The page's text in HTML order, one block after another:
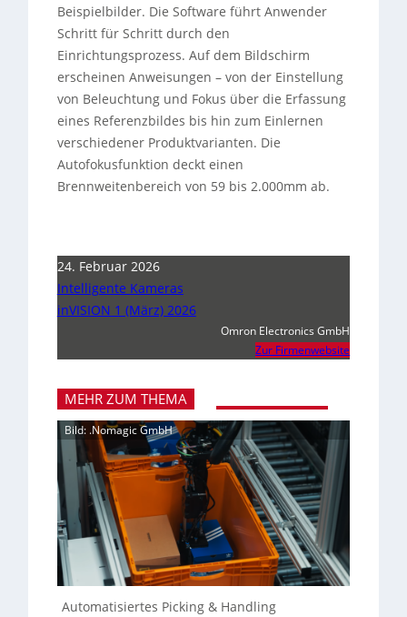
Beispielbilder. Die Software führt Anwender
Schritt für Schritt durch den
Einrichtungsprozess. Auf dem Bildschirm
erscheinen Anweisungen – von der Einstellung
von Beleuchtung und Fokus über die Erfassung
eines Referenzbildes bis hin zum Einlernen
verschiedener Produktvarianten. Die
Autofokusfunktion deckt einen
Brennweitenbereich von 59 bis 2.000mm ab.
24. Februar 2026
Intelligente Kameras
inVISION 1 (März) 2026
Omron Electronics GmbH
Zur Firmenwebsite
MEHR ZUM THEMA
Bild: .Nomagic GmbH
Automatisiertes Picking & Handling